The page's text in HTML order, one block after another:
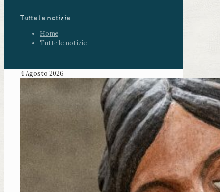
Tutte le notizie
Home
Tutte le notizie
4 Agosto 2026